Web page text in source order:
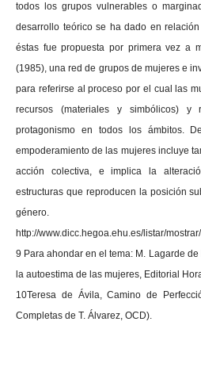
todos los grupos vulnerables o
desarrollo teórico se ha dado en
éstas fue propuesta por primera vez a
(1985), una red de grupos de mujeres e
para referirse al proceso por el cual las
recursos (materiales y simbólicos) y
protagonismo en todos los ámbitos.
empoderamiento de las mujeres incluye
acción colectiva, e implica la
estructuras que reproducen la posición
género.
http://www.dicc.hegoa.ehu.es/listar/
9 Para ahondar en el tema: M. Lagarde
la autoestima de las mujeres, Editorial
10Teresa de Ávila, Camino de
Completas de T. Álvarez, OCD).